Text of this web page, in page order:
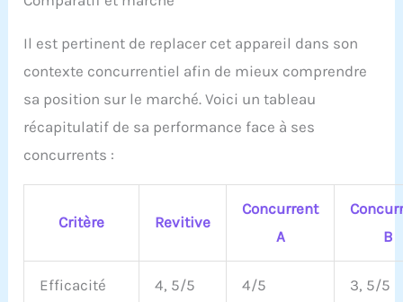
Il est pertinent de replacer cet appareil dans son
contexte concurrentiel afin de mieux comprendre
sa position sur le marché. Voici un tableau
récapitulatif de sa performance face à ses
concurrents :
Critère Revitive
Concurrent
A
B
Efficacité 4, 5/5 4/5 3, 5/5